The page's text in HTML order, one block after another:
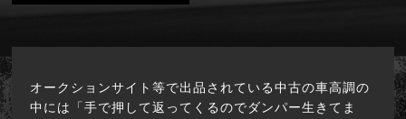
オークションサイト等で出品されている中古の車高調の
中には「手で押して返ってくるのでダンパー生きてま